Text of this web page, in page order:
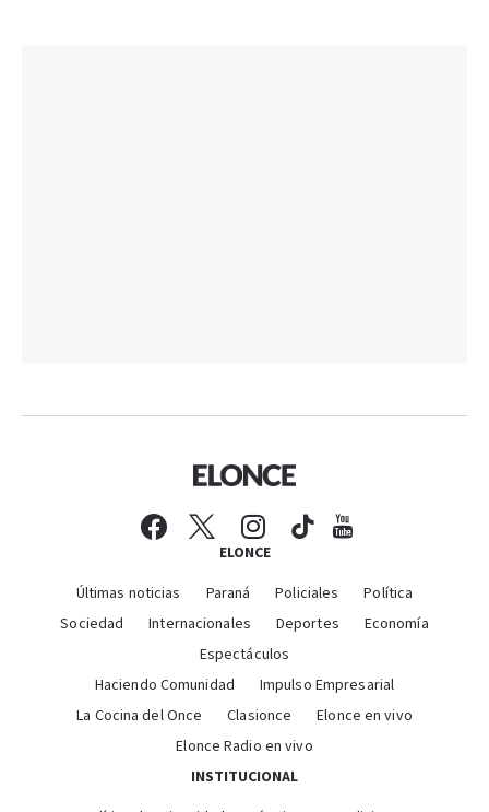
ELONCE
Últimas noticias Paraná Policiales
Política
Sociedad
Internacionales Deportes
Economía
Espectáculos
Haciendo Comunidad
Impulso Empresarial
La Cocina del Once
Clasionce
Elonce en vivo
Elonce Radio en vivo
INSTITUCIONAL